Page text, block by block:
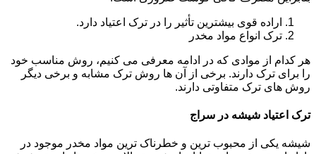
اراده قوی بیشترین تأثیر را در ترک اعتیاد دارد.
ترک انواع مواد مخدر
هر کدام از موادی که در ادامه معرفی می کنیم، روش مناسب خود
را برای ترک دارند. برخی از آن ها روش ترک مشابه و برخی دیگر
روش های ترک متفاوتی دارند.
ترک اعتیاد شیشه در سراج
شیشه یکی از محبوب ترین و خطرناک ترین مواد مخدر موجود در